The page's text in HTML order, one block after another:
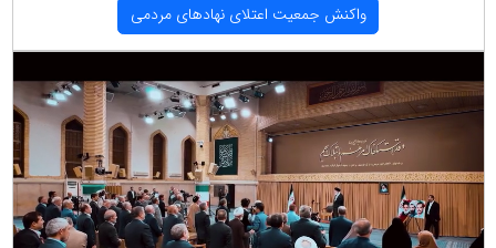
واكنش جمعیت اعتلای نهادهای مردمی